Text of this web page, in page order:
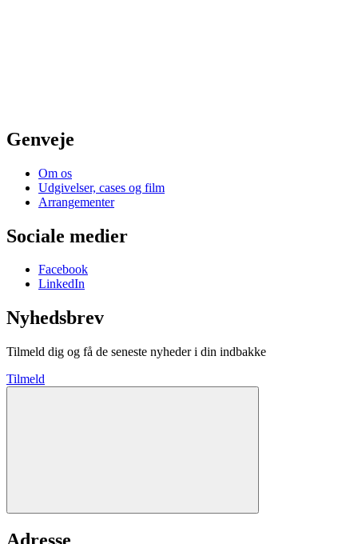
Genveje
Om os
Udgivelser, cases og film
Arrangementer
Sociale medier
Facebook
LinkedIn
Nyhedsbrev
Tilmeld dig og få de seneste nyheder i din indbakke
Tilmeld